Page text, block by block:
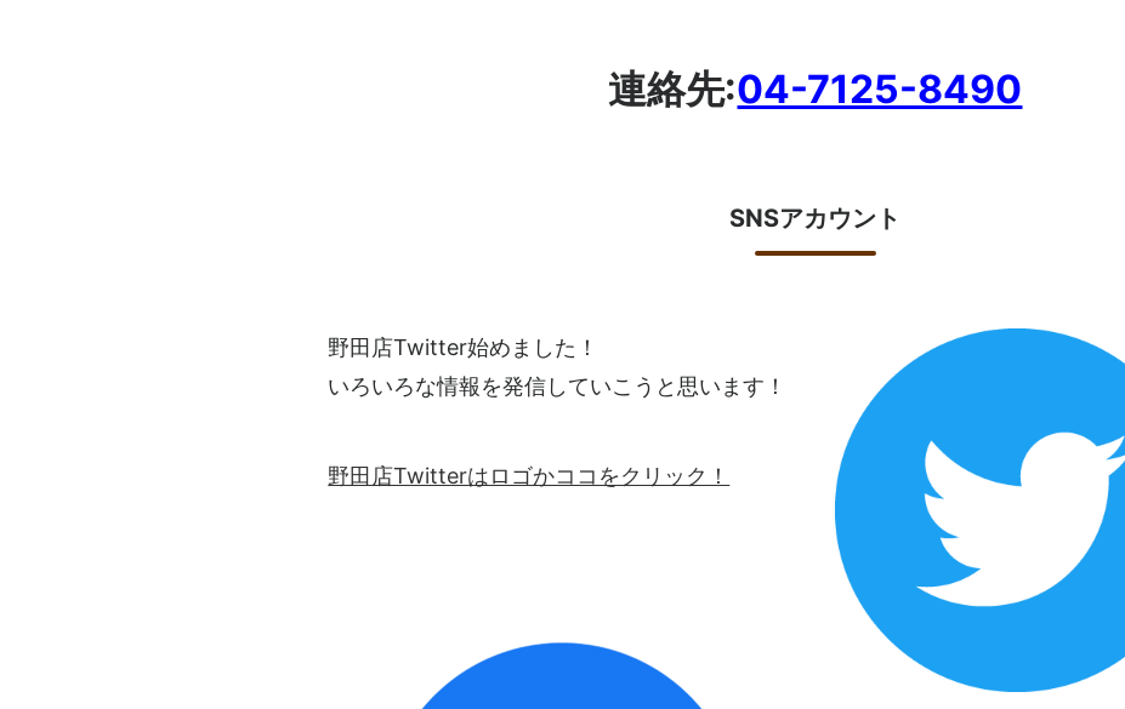
連絡先:04-7125-8490
SNSアカウント
野田店Twitter始めました！
いろいろな情報を発信していこうと思います！
野田店Twitterはロゴかココをクリック！